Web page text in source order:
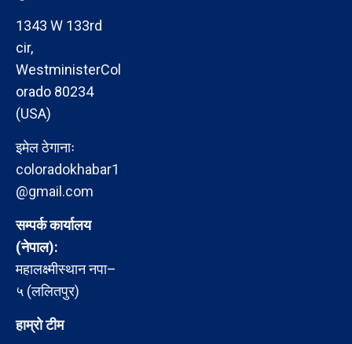
1343 W 133rd
cir,
WestministerCol
orado 80234
(USA)
इमेल ठेगानाः
coloradokhabar1
@gmail.com
सम्पर्क कार्यालय
(नेपाल):
महालक्ष्मीस्थान नपा–
५ (ललितपुर)
हाम्रो टीम